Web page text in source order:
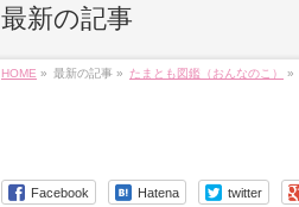
最新の記事
HOME » 最新の記事 » たまとも図鑑（おんなのこ） »
Facebook Hatena twitter